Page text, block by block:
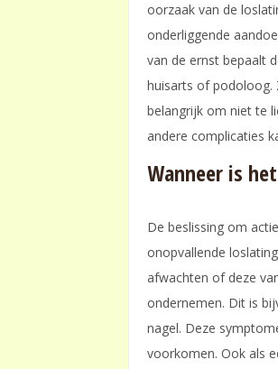
oorzaak van de
onderliggende
van de ernst bepaalt
huisarts of podoloog.
belangrijk om niet te
andere complicaties
Wanneer is
De beslissing om
onopvallende
afwachten of deze
ondernemen. Dit is
nagel. Deze
voorkomen. Ook als